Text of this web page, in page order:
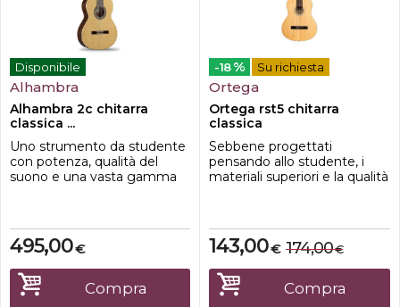
Disponibile
Alhambra
Alhambra 2c chitarra
classica ...
Uno strumento da studente
con potenza, qualità del
suono e una vasta gamma
chitarra di grande volume e
chiarezza. Uno strumento
che offre una gamma molto
più ampia di possibilità tonali
per creare diversi tipi d...
€
495,00
Compra
-18 % Su richiesta
Ortega
Ortega rst5 chitarra
classica
Sebbene progettati
pensando allo studente, i
materiali superiori e la qualità
per musicisti di qualsiasi
livello.Top in abete Fondo e
fasce CatalpaScala
650mmCapotasto 52mm
€
143,00 €
174,00
Compra